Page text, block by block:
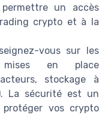
un accès
crypto et à la
vous sur les
en place
stockage à
La sécurité est un
vos crypto